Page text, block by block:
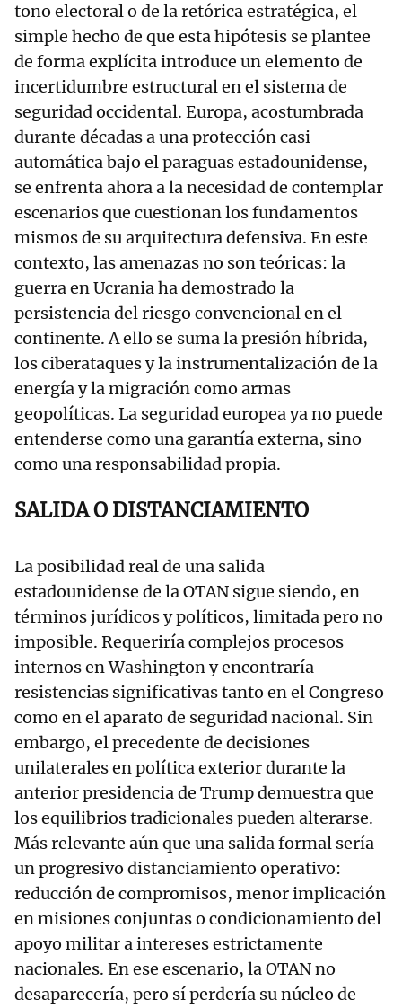
tono electoral o de la retórica estratégica, el
simple hecho de que esta hipótesis se plantee
de forma explícita introduce un elemento de
incertidumbre estructural en el sistema de
seguridad occidental. Europa, acostumbrada
durante décadas a una protección casi
automática bajo el paraguas estadounidense,
se enfrenta ahora a la necesidad de contemplar
escenarios que cuestionan los fundamentos
mismos de su arquitectura defensiva. En este
contexto, las amenazas no son teóricas: la
guerra en Ucrania ha demostrado la
persistencia del riesgo convencional en el
continente. A ello se suma la presión híbrida,
los ciberataques y la instrumentalización de la
energía y la migración como armas
geopolíticas. La seguridad europea ya no puede
entenderse como una garantía externa, sino
como una responsabilidad propia.
SALIDA O DISTANCIAMIENTO
La posibilidad real de una salida
estadounidense de la OTAN sigue siendo, en
términos jurídicos y políticos, limitada pero no
imposible. Requeriría complejos procesos
internos en Washington y encontraría
resistencias significativas tanto en el Congreso
como en el aparato de seguridad nacional. Sin
embargo, el precedente de decisiones
unilaterales en política exterior durante la
anterior presidencia de Trump demuestra que
los equilibrios tradicionales pueden alterarse.
Más relevante aún que una salida formal sería
un progresivo distanciamiento operativo:
reducción de compromisos, menor implicación
en misiones conjuntas o condicionamiento del
apoyo militar a intereses estrictamente
nacionales. En ese escenario, la OTAN no
desaparecería, pero sí perdería su núcleo de